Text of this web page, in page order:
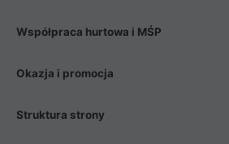
Współpraca hurtowa i MŚP
Okazja i promocja
Struktura strony